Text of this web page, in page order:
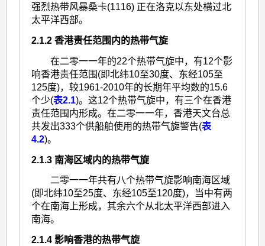
强烈热带风暴桑卡(1116) 正在洛克以东处横过北
太平洋西部。
2.1.2 香港责任范围内的热带气旋
在二零一一年的22个热带气旋中，有12个影
响香港责任范围(即北纬10至30度、东经105至
125度)，较1961-2010年的长期年平均数的15.6
个少(表2.1)。这12个热带气旋中，有三个在香港
责任范围内形成。在二零一一年，香港天文台总
共发出333个供船舶使用的热带气旋警告(表
4.2)。
2.1.3 南海区域内的热带气旋
二零一一年共有八个热带气旋影响南海区域
(即北纬10至25度、东经105至120度)，当中有两
个在南海上形成，其余六个从北太平洋西部进入
南海。
2.1.4 影响香港的热带气旋